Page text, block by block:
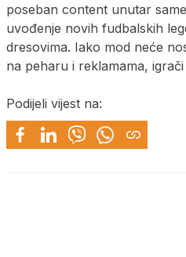
poseban content unutar
uvođenje novih fudbalskih
dresovima. Iako mod neće
na peharu i reklamama,
Podijeli vijest na: